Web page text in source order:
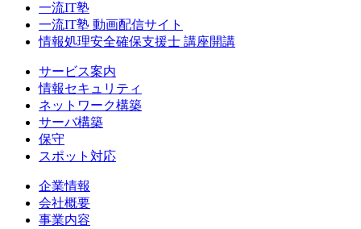
一流IT塾
一流IT塾 動画配信サイト
情報処理安全確保支援士 講座開講
サービス案内
情報セキュリティ
ネットワーク構築
サーバ構築
保守
スポット対応
企業情報
会社概要
事業内容